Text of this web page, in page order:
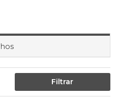
Filtrar